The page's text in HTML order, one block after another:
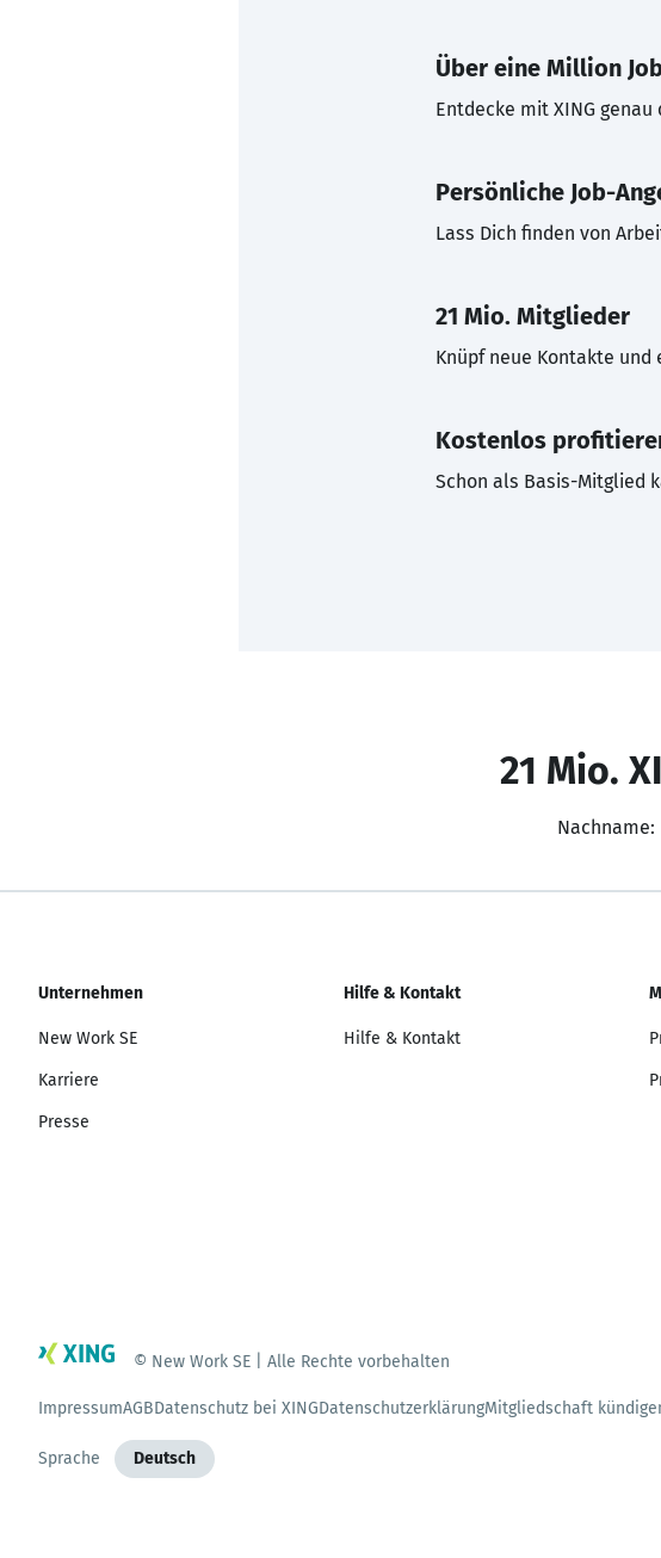
Über eine Million
Entdecke mit XING
Persönliche Job-
Lass Dich finden von
21 Mio. Mitglieder
Knüpf neue Kontakte
Kostenlos
Schon als Basis-Mitglied
21 Mio.
Nachname:
Unternehmen
New Work SE
Karriere
Presse
Hilfe & Kontakt
Hilfe & Kontakt
© New Work SE | Alle Rechte vorbehalten
ImpressumAGBDatenschutz bei XINGDatenschutzerklärungMitgliedschaft
Sprache Deutsch